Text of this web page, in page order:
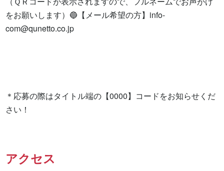
をお願いします）🔵【メール希望の方】 info-
com@qunetto.co.jp
＊応募の際はタイトル端の【0000】コードをお知らせくだ
さい！
アクセス